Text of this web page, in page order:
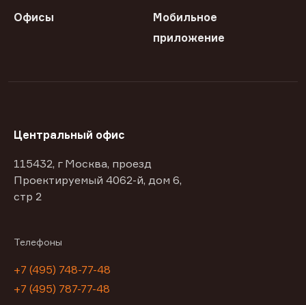
Офисы
Мобильное
приложение
Центральный офис
115432, г Москва, проезд
Проектируемый 4062-й, дом 6,
стр 2
Телефоны
+7 (495) 748-77-48
+7 (495) 787-77-48